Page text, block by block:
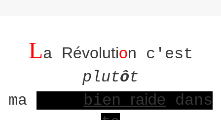
La Révolution c'est
plutôt
ma
bien raide dans